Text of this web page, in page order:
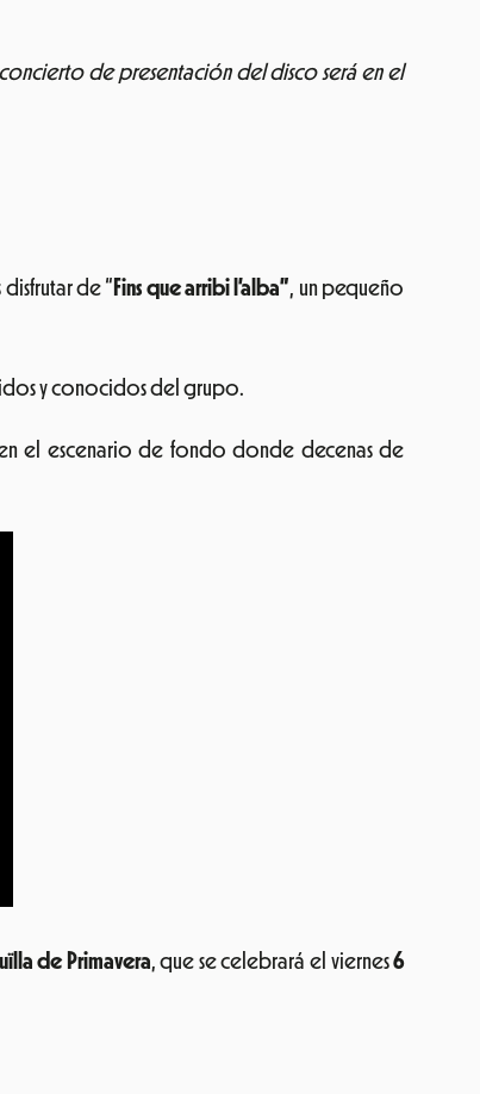
concierto de presentación del disco será en el
de “ Fins que arribi l’alba”, un pequeño
y conocidos del grupo.
el escenario de fondo donde decenas de
de Primavera, que se celebrará el viernes6